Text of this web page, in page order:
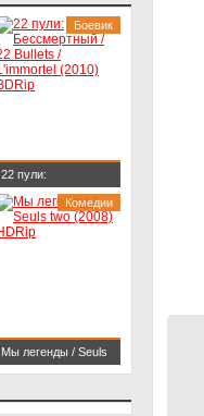
(2010) BDRip
22 пули:
Бессмертный / 22
Bullets / L'immortel
Боевик
Мы легенды / Seuls
Комедии